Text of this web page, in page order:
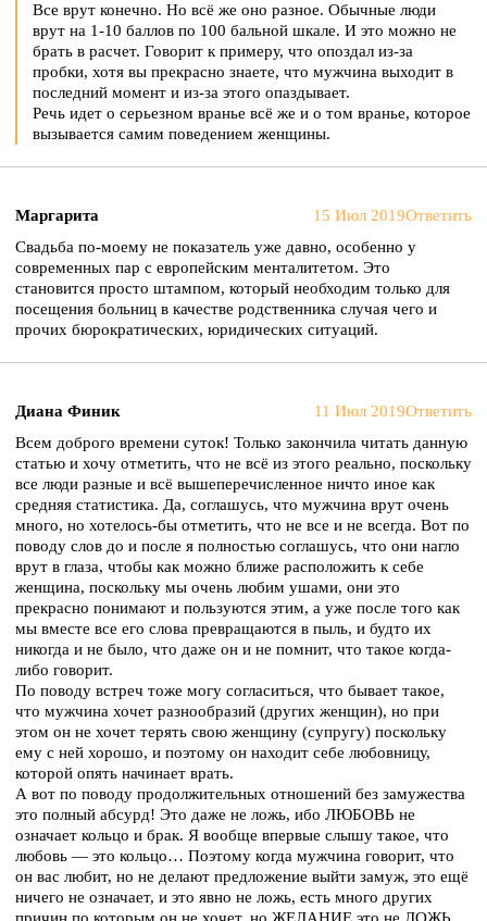
Все врут конечно. Но всё же оно разное. Обычные люди
врут на 1-10 баллов по 100 бальной шкале. И это можно не
брать в расчет. Говорит к примеру, что опоздал из-за
пробки, хотя вы прекрасно знаете, что мужчина выходит в
последний момент и из-за этого опаздывает.
Речь идет о серьезном вранье всё же и о том вранье, которое
вызывается самим поведением женщины.
Маргарита 15 Июл 2019Ответить
Свадьба по-моему не показатель уже давно, особенно у
современных пар с европейским менталитетом. Это
становится просто штампом, который необходим только для
посещения больниц в качестве родственника случая чего и
прочих бюрократических, юридических ситуаций.
Диана Финик 11 Июл 2019Ответить
Всем доброго времени суток! Только закончила читать данную
статью и хочу отметить, что не всё из этого реально, поскольку
все люди разные и всё вышеперечисленное ничто иное как
средняя статистика. Да, соглашусь, что мужчина врут очень
много, но хотелось-бы отметить, что не все и не всегда. Вот по
поводу слов до и после я полностью соглашусь, что они нагло
врут в глаза, чтобы как можно ближе расположить к себе
женщина, поскольку мы очень любим ушами, они это
прекрасно понимают и пользуются этим, а уже после того как
мы вместе все его слова превращаются в пыль, и будто их
никогда и не было, что даже он и не помнит, что такое когда-
либо говорит.
По поводу встреч тоже могу согласиться, что бывает такое,
что мужчина хочет разнообразий (других женщин), но при
этом он не хочет терять свою женщину (супругу) поскольку
ему с ней хорошо, и поэтому он находит себе любовницу,
которой опять начинает врать.
А вот по поводу продолжительных отношений без замужества
это полный абсурд! Это даже не ложь, ибо ЛЮБОВЬ не
означает кольцо и брак. Я вообще впервые слышу такое, что
любовь — это кольцо… Поэтому когда мужчина говорит, что
он вас любит, но не делают предложение выйти замуж, это ещё
ничего не означает, и это явно не ложь, есть много других